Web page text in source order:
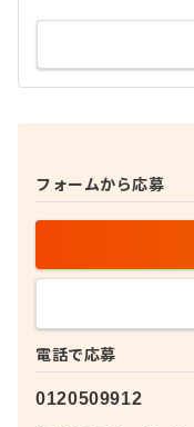
電話で応募
0120509912
フォームから応募